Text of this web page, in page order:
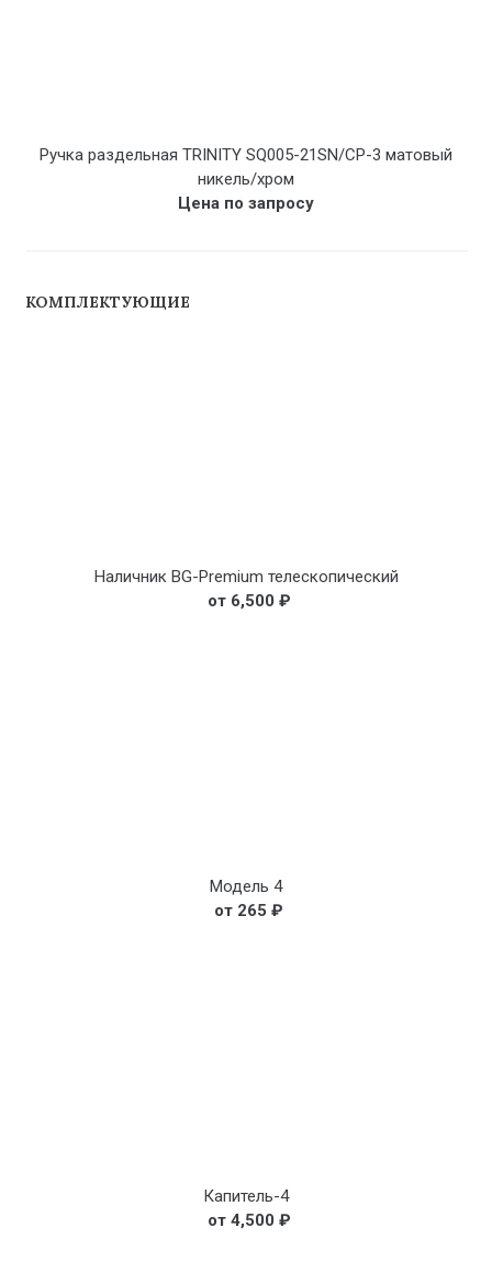
Ручка раздельная TRINITY SQ005-21SN/CP-3 матовый
никель/хром
Цена по запросу
КОМПЛЕКТУЮЩИЕ
Наличник BG-Premium телескопический
6,500 ₽
Модель 4
265 ₽
Капитель-4
4,500 ₽